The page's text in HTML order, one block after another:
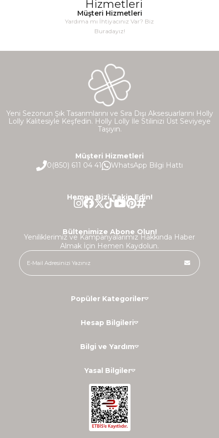
Cok kalin kisin sicak tutar ama ben bu kadar kalin
Müşteri Hizmetleri
Yardıma mı İhtiyacınız Var? Biz
Buradayız!
Yeni Sezonun Şık Tasarımlarını ve Sıra Dışı Aksesuarlarını Holly
Lolly Kalitesiyle Keşfedin. Holly Lolly İle Stilinizi Üst Seviyeye
Taşıyın.
Müşteri Hizmetleri
0(850) 611 04 41
WhatsApp Bilgi Hattı
Hemen Bizi Takip Edin!
Bültenimize Abone Olun!
Yeniliklerimiz ve Kampanyalarımız Hakkında Haber
Almak İçin Hemen Kaydolun.
Popüler Kategoriler
Hesap Bilgileri
Bilgi ve Yardım
Yasal Bilgiler